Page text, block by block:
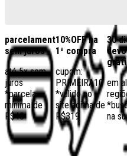
parcelamento
sem juros
até 5x sem
juros
*parcela
mínima de
R$40
10%OFF na
1ª compra
cupom:
PRIMEIRA10
*válido no
site acima de
R$319
30
em
na